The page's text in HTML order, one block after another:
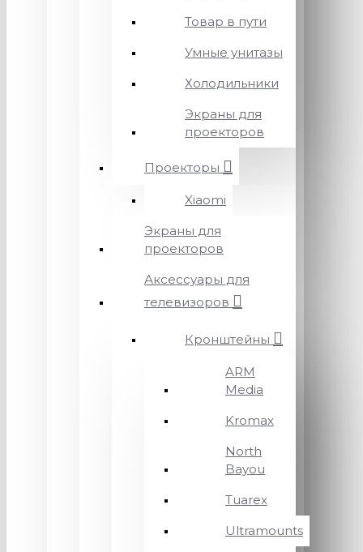
Товар в пути
Умные унитазы
Холодильники
Экраны для
проекторов
Проекторы
Xiaomi
Экраны для
проекторов
Аксессуары для
телевизоров
Кронштейны
ARM
Media
Kromax
North
Bayou
Tuarex
Ultramounts